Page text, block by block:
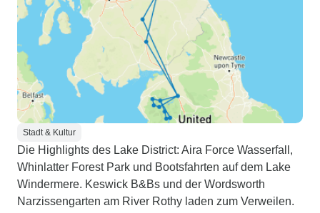
Stadt & Kultur
Die Highlights des Lake District: Aira Force Wasserfall,
Whinlatter Forest Park und Bootsfahrten auf dem Lake
Windermere. Keswick B&Bs und der Wordsworth
Narzissengarten am River Rothy laden zum Verweilen.